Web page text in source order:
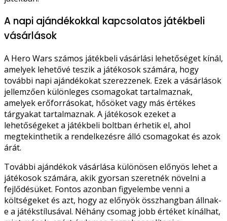
A napi ajándékokkal kapcsolatos játékbeli
vásárlások
A Hero Wars számos játékbeli vásárlási lehetőséget kínál,
amelyek lehetővé teszik a játékosok számára, hogy
további napi ajándékokat szerezzenek. Ezek a vásárlások
jellemzően különleges csomagokat tartalmaznak,
amelyek erőforrásokat, hősöket vagy más értékes
tárgyakat tartalmaznak. A játékosok ezeket a
lehetőségeket a játékbeli boltban érhetik el, ahol
megtekinthetik a rendelkezésre álló csomagokat és azok
árát.
További ajándékok vásárlása különösen előnyös lehet a
játékosok számára, akik gyorsan szeretnék növelni a
fejlődésüket. Fontos azonban figyelembe venni a
költségeket és azt, hogy az előnyök összhangban állnak-
e a játékstílusával. Néhány csomag jobb értéket kínálhat,